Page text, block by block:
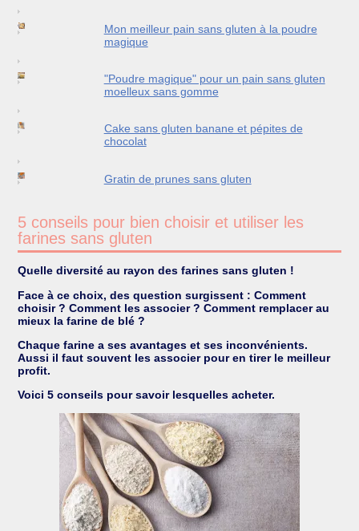
Mon meilleur pain sans gluten à la poudre
magique
"Poudre magique" pour un pain sans gluten
moelleux sans gomme
Cake sans gluten banane et pépites de
chocolat
Gratin de prunes sans gluten
5 conseils pour bien choisir et utiliser les
farines sans gluten
Quelle diversité au rayon des farines sans gluten !
Face à ce choix, des question surgissent : Comment
choisir ? Comment les associer ? Comment remplacer au
mieux la farine de blé ?
Chaque farine a ses avantages et ses inconvénients.
Aussi il faut souvent les associer pour en tirer le meilleur
profit.
Voici 5 conseils pour savoir lesquelles acheter.